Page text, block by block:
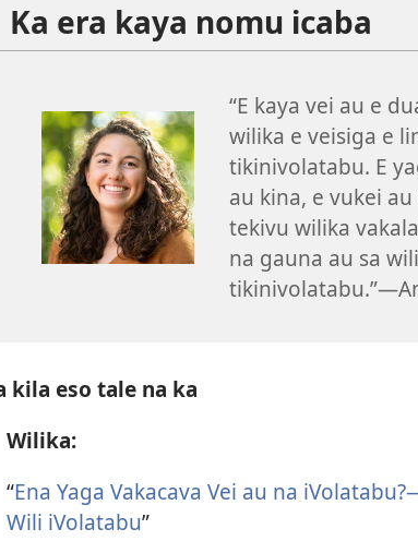
Ka era kaya nomu icaba
“E kaya vei au e
wilika e veisiga e
tikinivolatabu. E
au kina, e vukei
tekivu wilika
na gauna au sa
kila eso tale na ka
Wilika:
“Ena Yaga Vakacava Vei au na
Wili iVolatabu”